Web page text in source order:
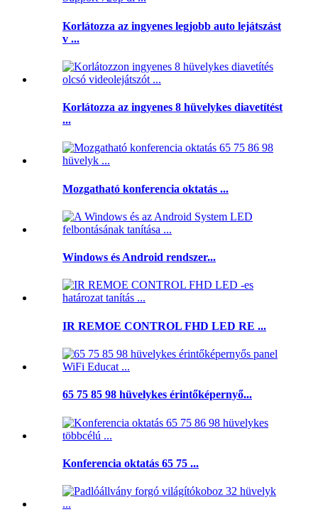
Korlátozza az ingyenes legjobb auto lejátszást
v ...
Korlátozza az ingyenes 8 hüvelykes diavetítést
...
Mozgatható konferencia oktatás ...
Windows és Android rendszer...
IR REMOE CONTROL FHD LED RE ...
65 75 85 98 hüvelykes érintőképernyő...
Konferencia oktatás 65 75 ...